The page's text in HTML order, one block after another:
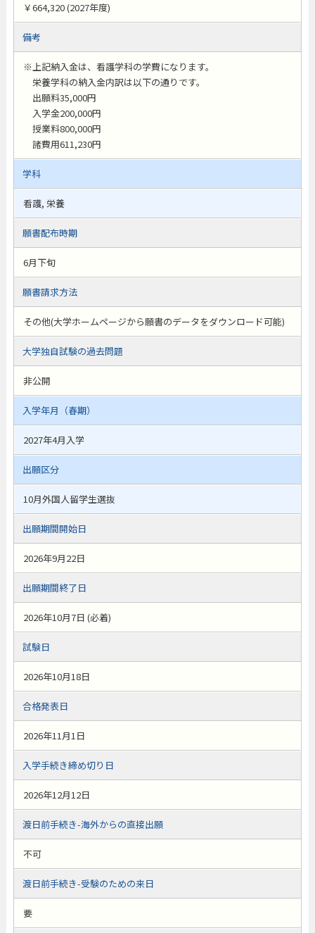
￥664,320 (2027年度)
備考
※上記納入金は、看護学科の学費になります。
栄養学科の納入金内訳は以下の通りです。
出願料35,000円
入学金200,000円
授業料800,000円
諸費用611,230円
学科
看護, 栄養
願書配布時期
6月下旬
願書請求方法
その他(大学ホームページから願書のデータをダウンロード可能)
大学独自試験の過去問題
非公開
入学年月（春期）
2027年4月入学
出願区分
10月外国人留学生選抜
出願期間開始日
2026年9月22日
出願期間終了日
2026年10月7日 (必着)
試験日
2026年10月18日
合格発表日
2026年11月1日
入学手続き締め切り日
2026年12月12日
渡日前手続き-海外からの直接出願
不可
渡日前手続き-受験のための来日
要